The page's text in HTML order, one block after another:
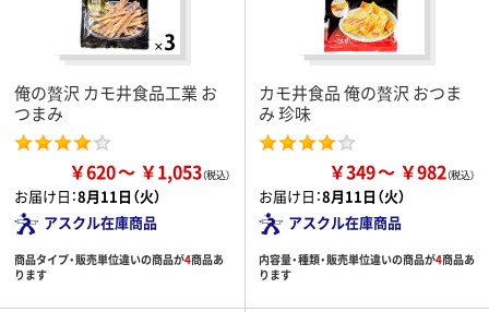
俺の贅沢 カモ井食品工業 お
つまみ
￥620 ￥1,053
お届け日：8月11日（火）
アスクル在庫商品
商品タイプ・販売単位違いの商品が4商品あ
ります
カモ井食品 俺の贅沢 おつま
み 珍味
￥349 ￥982
お届け日：8月11日（火）
アスクル在庫商品
内容量・種類・販売単位違いの商品が4商品あ
ります